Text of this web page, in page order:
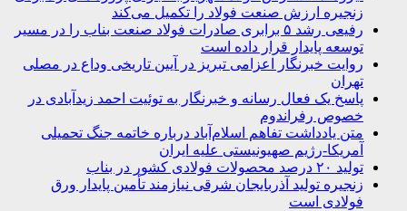
زنجیره ارزش صنعت فولاد را تکمیل می‌کند
رفیعی رشد ۵ برابری صادرات فولاد صنعت بناب را در مسیر
توسعه پایدار قرار داده است
روایت خبرنگار اعزامی تبریز در آیین تاریخی وداع در مصلی
تهران
پاسخ یک فعال رسانه و خبرنگار به توئیت احمد زیدآبادی در
خصوص رفراندوم
متن یادداشت تفاهم اسلام‌آباد درباره خاتمه جنگ تحمیلی
آمریکا-رژیم صهیونیستی علیه ایران
تولید ۲۰ درصد محصولات فولادی کشور در بناب
زنجیره تولید آذربایجان شرقی نیازمند تأمین پایدار ورق
فولادی است